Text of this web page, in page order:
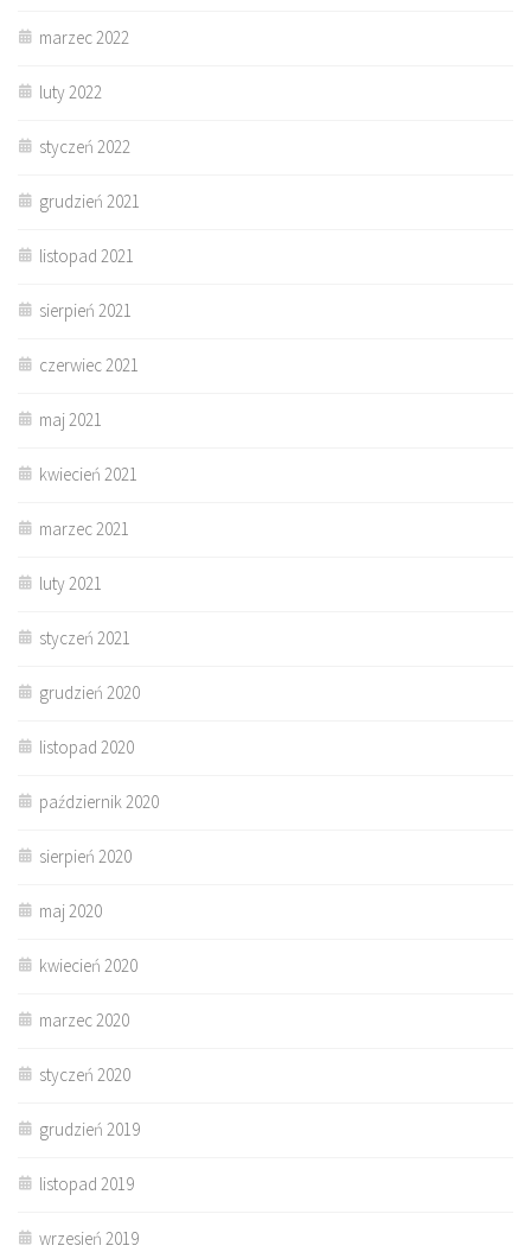
marzec 2022
luty 2022
styczeń 2022
grudzień 2021
listopad 2021
sierpień 2021
czerwiec 2021
maj 2021
kwiecień 2021
marzec 2021
luty 2021
styczeń 2021
grudzień 2020
listopad 2020
październik 2020
sierpień 2020
maj 2020
kwiecień 2020
marzec 2020
styczeń 2020
grudzień 2019
listopad 2019
wrzesień 2019